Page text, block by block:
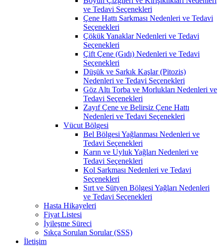
ve Tedavi Seçenekleri
Çene Hattı Sarkması Nedenleri ve Tedavi
Seçenekleri
Çökük Yanaklar Nedenleri ve Tedavi
Seçenekleri
Çift Çene (Gıdı) Nedenleri ve Tedavi
Seçenekleri
Düşük ve Sarkık Kaşlar (Pitozis)
Nedenleri ve Tedavi Seçenekleri
Göz Altı Torba ve Morlukları Nedenleri ve
Tedavi Seçenekleri
Zayıf Çene ve Belirsiz Çene Hattı
Nedenleri ve Tedavi Seçenekleri
Vücut Bölgesi
Bel Bölgesi Yağlanması Nedenleri ve
Tedavi Seçenekleri
Karın ve Uyluk Yağları Nedenleri ve
Tedavi Seçenekleri
Kol Sarkması Nedenleri ve Tedavi
Seçenekleri
Sırt ve Sütyen Bölgesi Yağları Nedenleri
ve Tedavi Seçenekleri
Hasta Hikayeleri
Fiyat Listesi
İyileşme Süreci
Sıkça Sorulan Sorular (SSS)
İletişim